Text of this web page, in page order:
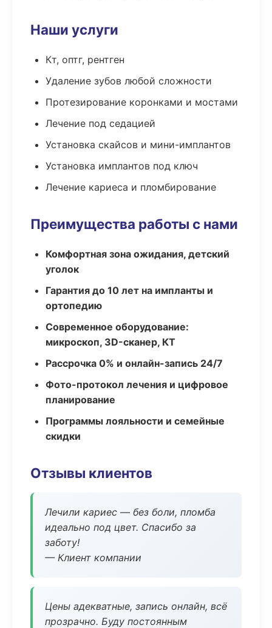
Наши услуги
Кт, оптг, рентген
Удаление зубов любой сложности
Протезирование коронками и мостами
Лечение под седацией
Установка скайсов и мини-имплантов
Установка имплантов под ключ
Лечение кариеса и пломбирование
Преимущества работы с нами
Комфортная зона ожидания, детский
уголок
Гарантия до 10 лет на импланты и
ортопедию
Современное оборудование:
микроскоп, 3D-сканер, КТ
Рассрочка 0% и онлайн-запись 24/7
Фото-протокол лечения и цифровое
планирование
Программы лояльности и семейные
скидки
Отзывы клиентов
Лечили кариес — без боли, пломба
идеально под цвет. Спасибо за
заботу!
— Клиент компании
Цены адекватные, запись онлайн, всё
прозрачно. Буду постоянным